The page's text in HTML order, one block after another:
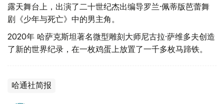
露天舞台上，出演了二十世纪杰出编导罗兰·佩蒂版芭蕾舞
剧《少年与死亡》中的男主角。
2020年 哈萨克斯坦著名微型雕刻大师尼古拉·萨维多夫创造
了新的世界纪录，在一枚鸡蛋上放置了一千多枚马蹄铁。
哈通社简报